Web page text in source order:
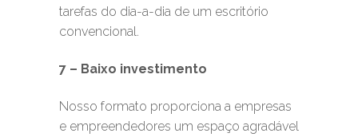
tarefas do dia-a-dia de um escritório
convencional.
7 – Baixo investimento
Nosso formato proporciona a empresas
e empreendedores um espaço agradável